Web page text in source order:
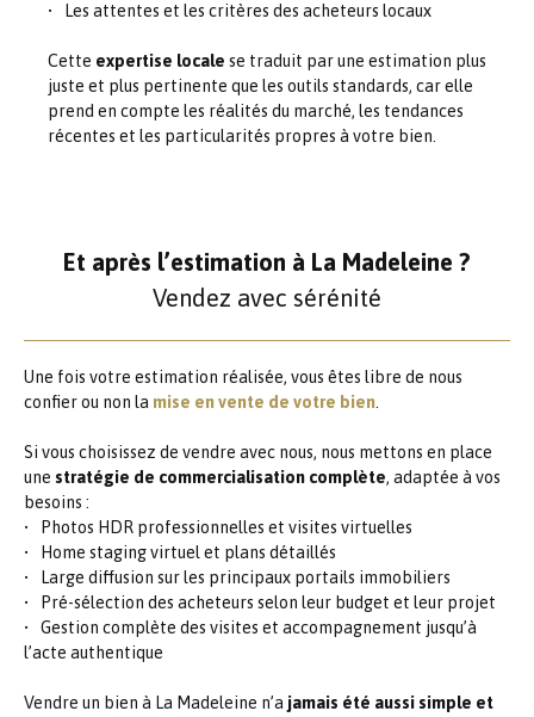
Les attentes et les critères des acheteurs locaux
Cette expertise locale se traduit par une estimation plus
juste et plus pertinente que les outils standards, car elle
prend en compte les réalités du marché, les tendances
récentes et les particularités propres à votre bien.
Et après l’estimation à La Madeleine ?
Vendez avec sérénité
Une fois votre estimation réalisée, vous êtes libre de nous
confier ou non la mise en vente de votre bien
Si vous choisissez de vendre avec nous, nous mettons en place
une stratégie de commercialisation complète, adaptée à vos
besoins :
Photos HDR professionnelles et visites virtuelles
Home staging virtuel et plans détaillés
Large diffusion sur les principaux portails immobiliers
Pré-sélection des acheteurs selon leur budget et leur projet
Gestion complète des visites et accompagnement jusqu’à
l’acte authentique
Vendre un bien à La Madeleine n’a jamais été aussi simple et